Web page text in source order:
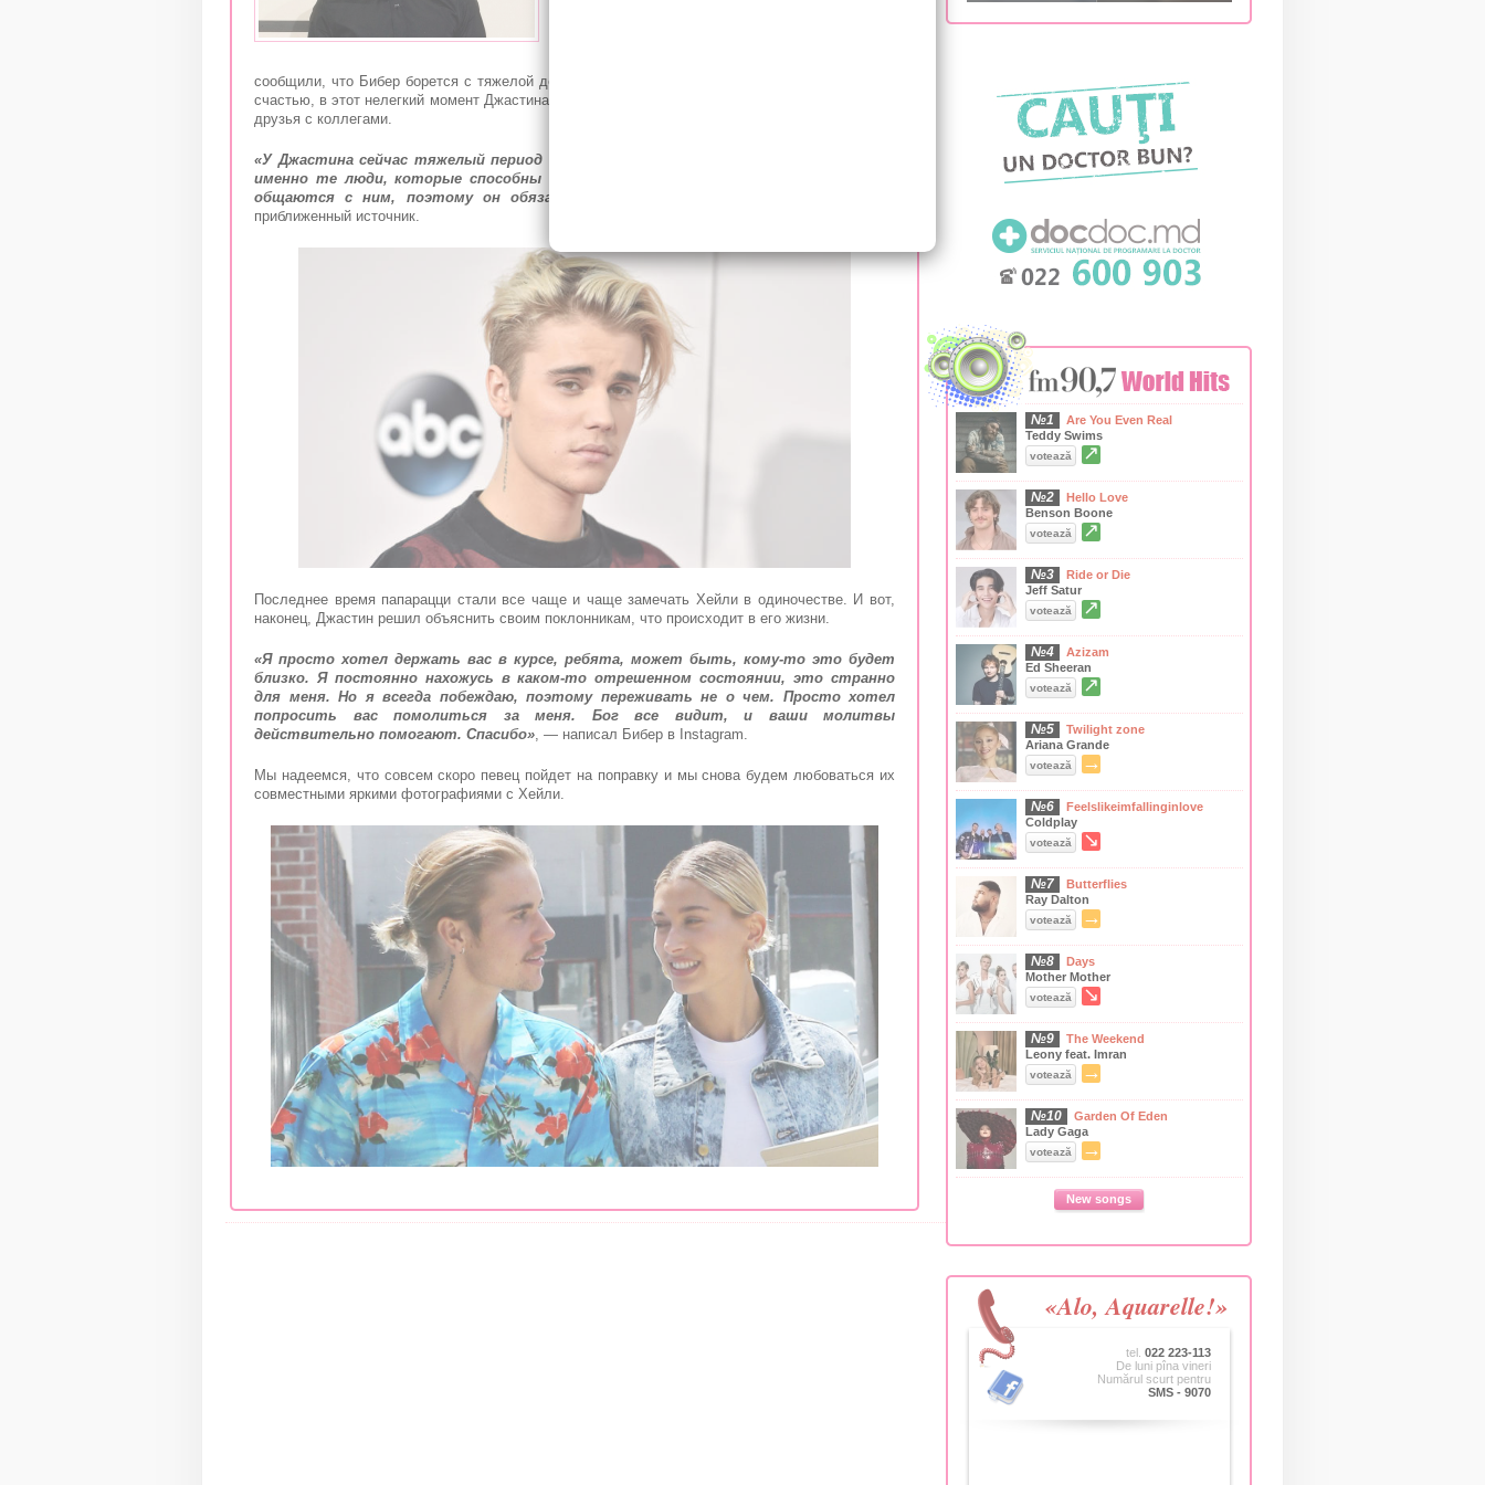
сообщили, что Бибер борется с тяжелой депрессией и даже посещает медицинский центр. К
счастью, в этот нелегкий момент Джастина поддержала не только вторая половинка, но и все
друзья с коллегами.
«У Джастина сейчас тяжелый период в жизни, но он на верном пути. Рядом с ним
именно те люди, которые способны ему помочь. Хейли и его пастор постоянно
общаются с ним, поэтому он обязательно пойдет на поправку»
приближенный источник.
Последнее время папарацци стали все чаще и чаще замечать Хейли в одиночестве. И вот,
наконец, Джастин решил объяснить своим поклонникам, что происходит в его жизни.
«Я просто хотел держать вас в курсе, ребята, может быть, кому-то это будет
близко. Я постоянно нахожусь в каком-то отрешенном состоянии, это странно
для меня. Но я всегда побеждаю, поэтому переживать не о чем. Просто хотел
попросить вас помолиться за меня. Бог все видит, и ваши молитвы
действительно помогают. Спасибо», — написал Бибер в Instagram.
Мы надеемся, что совсем скоро певец пойдет на поправку и мы снова будем любоваться их
совместными яркими фотографиями с Хейли.
№1
Are You Even Real
Teddy Swims
votează ↗
№2
Hello Love
Benson Boone
votează ↗
№3
Ride or Die
Jeff Satur
votează ↗
№4
Azizam
Ed Sheeran
votează ↗
№5
Twilight zone
Ariana Grande
votează →
№6
Feelslikeimfallinginlove
Coldplay
votează ↘
№7
Butterflies
Ray Dalton
votează →
№8
Days
Mother Mother
votează ↘
№9
The Weekend
Leony feat. Imran
votează →
№10
Garden Of Eden
Lady Gaga
votează →
New songs
«Alo, Aquarelle!»
tel. 022 223-113
De luni pîna vineri
Numărul scurt pentru
SMS - 9070